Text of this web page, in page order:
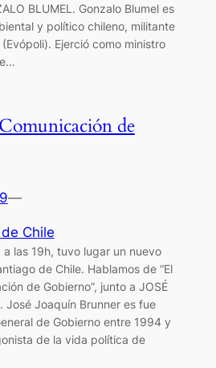
BLUMEL. Gonzalo Blumel es
y político chileno, militante
Ejerció como ministro
de
—
Chile
a las 19h, tuvo lugar un nuevo
de Chile. Hablamos de “El
de Gobierno”, junto a JOSÉ
José Joaquín Brunner es fue
de Gobierno entre 1994 y
de la vida política de